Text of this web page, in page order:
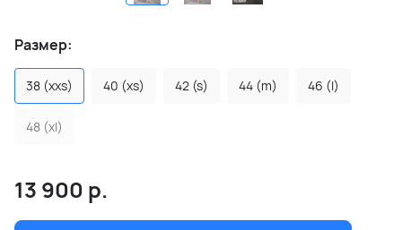
Размер:
38 (xxs) 40 (xs) 42 (s) 44 (m) 46 (l)
48 (xl)
13 900 р.